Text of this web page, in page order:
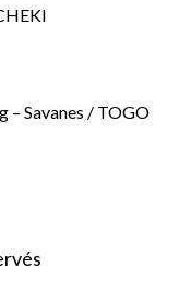
– Savanes / TOGO